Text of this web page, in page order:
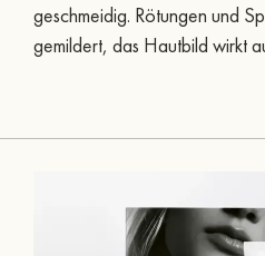
geschmeidig. Rötungen und
gemildert, das Hautbild wirkt